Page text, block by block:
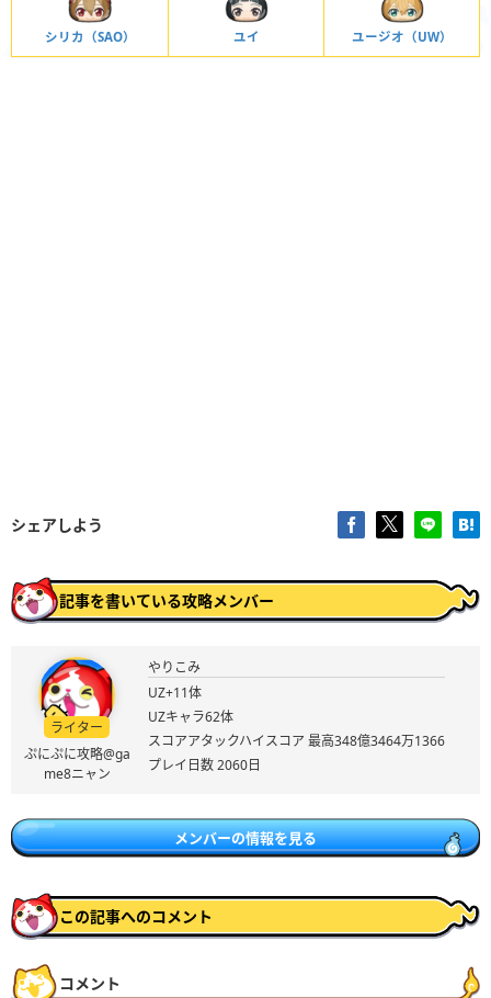
シリカ（SAO） ユイ ユージオ（UW）
シェアしよう
記事を書いている攻略メンバー
ライター
ぷにぷに攻略@ga
me8ニャン
やりこみ
UZ+11体
UZキャラ62体
スコアアタックハイスコア 最高348億3464万1366
プレイ日数 2060日
メンバーの情報を見る
この記事へのコメント
コメント